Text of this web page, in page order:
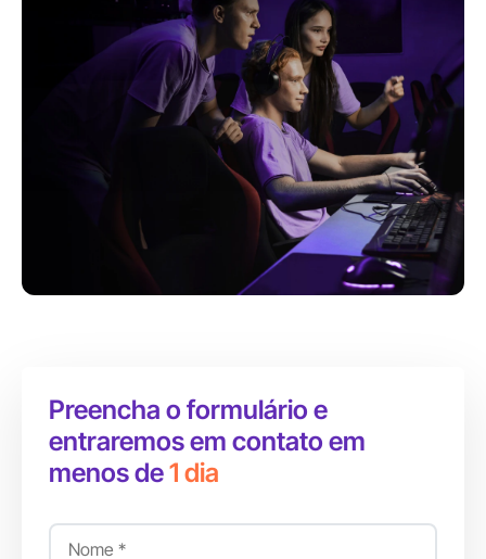
Preencha o formulário e
entraremos em contato em
menos de1 dia